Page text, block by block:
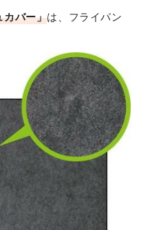
カバー」は、フライパン